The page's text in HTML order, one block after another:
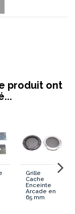
produit ont
Grille
Cache
Enceinte
Arcade en
65 mm